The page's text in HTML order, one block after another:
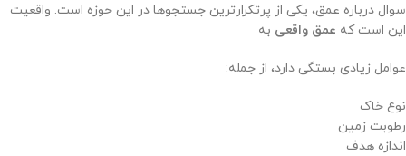
سوال درباره عمق، یکی از پرتکرارترین جستجوها در این حوزه است. واقعیت
این است که عمق واقعی به
عوامل زیادی بستگی دارد، از جمله:
نوع خاک
رطوبت زمین
اندازه هدف